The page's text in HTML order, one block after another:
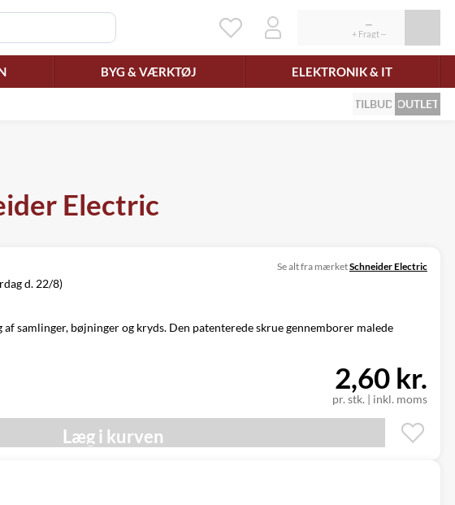
BYG & VÆRKTØJ ELEKTRONIK & IT
TILBUD OUTLET
Electric
d. 22/8)
Se alt fra mærketSchneider Electric
samlinger, bøjninger og kryds. Den patenterede skrue gennemborer malede
pr. stk. | inkl. moms
2,60 kr.
Læg i kurven